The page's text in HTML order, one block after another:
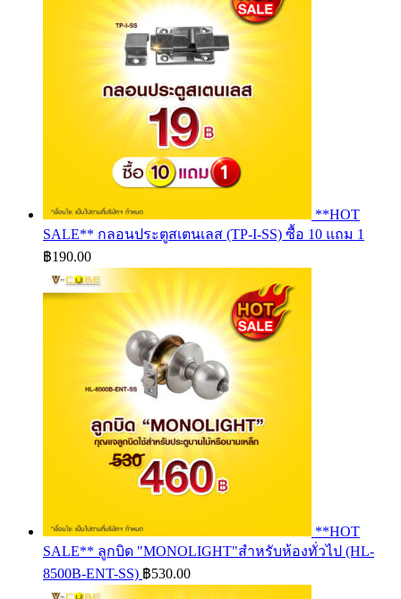
฿3,468.50
**HOT
SALE** กลอนประตูสเตนเลส (TP-I-SS) ซื้อ 10 แถม 1
฿190.00
**HOT
SALE** ลูกบิด "MONOLIGHT"สำหรับห้องทั่วไป (HL-
8500B-ENT-SS) ฿530.00